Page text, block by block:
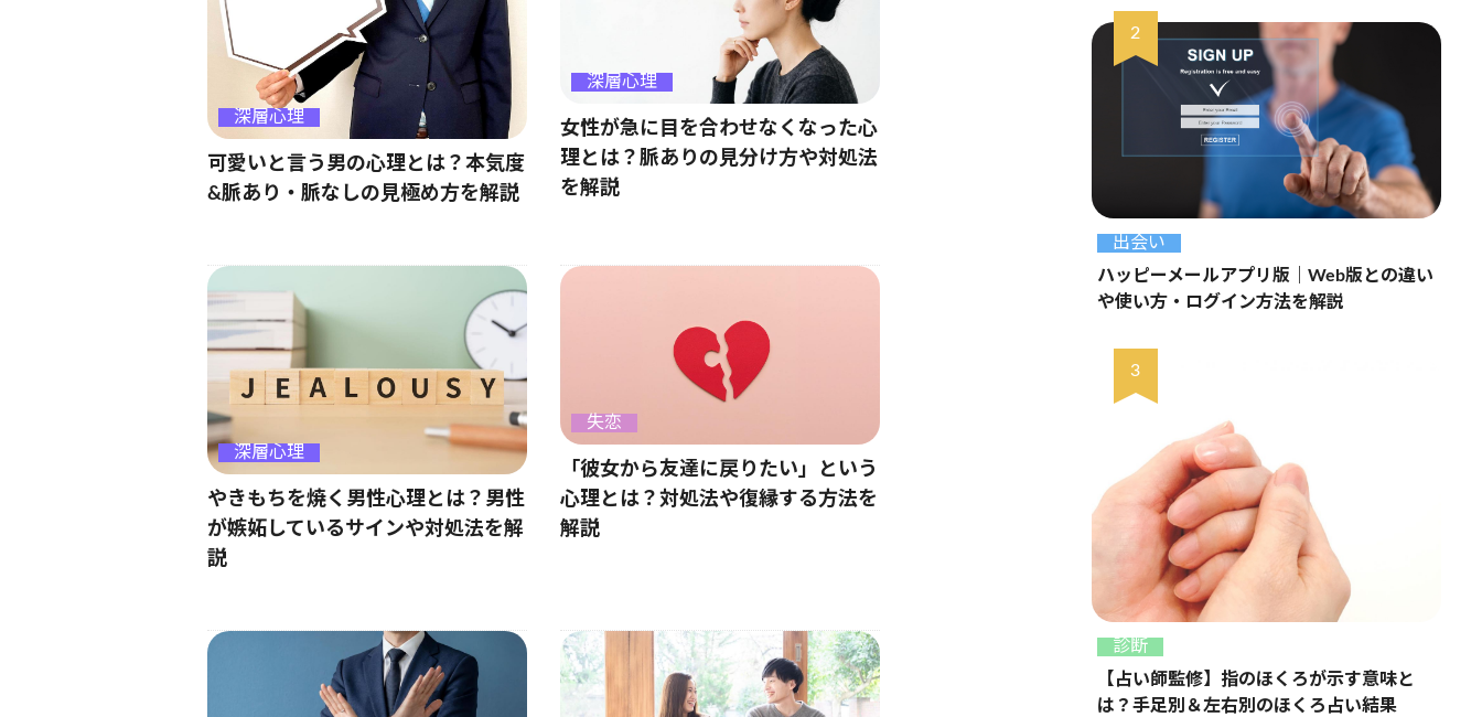
深層心理
可愛いと言う男の心理とは？本気度
&脈あり・脈なしの見極め方を解説
深層心理
女性が急に目を合わせなくなった心
理とは？脈ありの見分け方や対処法
を解説
深層心理
やきもちを焼く男性心理とは？男性
が嫉妬しているサインや対処法を解
説
失恋
「彼女から友達に戻りたい」という
心理とは？対処法や復縁する方法を
解説
出会い
ハッピーメールアプリ版｜Web版との違い
や使い方・ログイン方法を解説
診断
【占い師監修】指のほくろが示す意味と
は？手足別＆左右別のほくろ占い結果